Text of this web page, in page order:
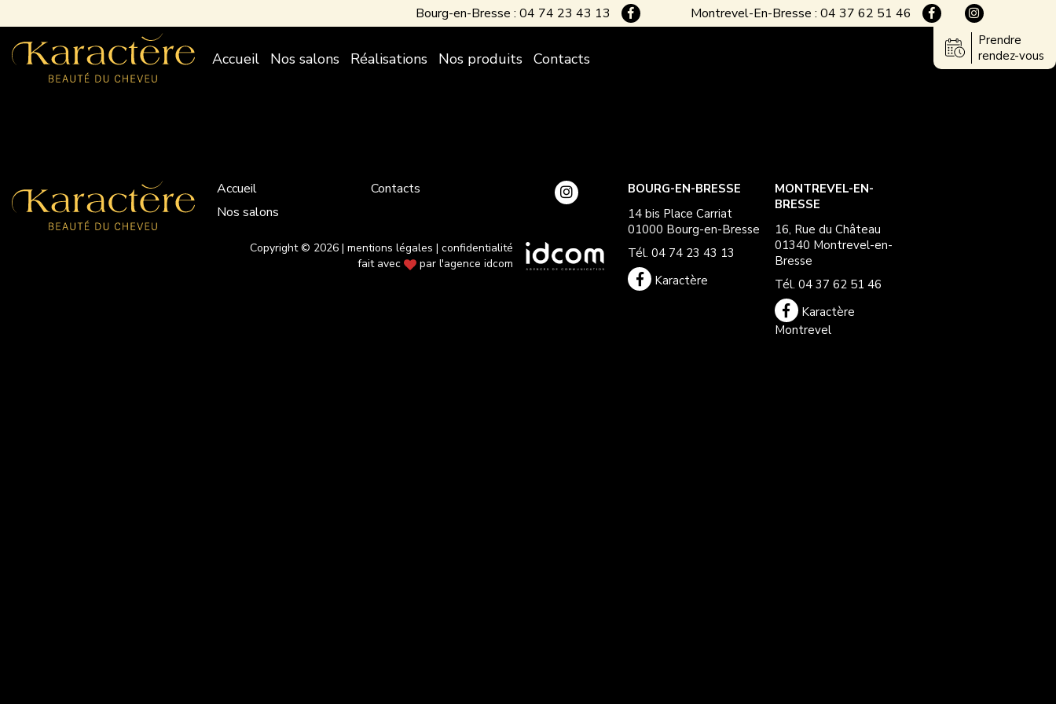
Bourg-en-Bresse : 04 74 23 43 13 Montrevel-En-Bresse : 04 37 62 51 46
Accueil Nos salons Réalisations Nos produits Contacts
Prendre
rendez-vous
Accueil
Nos salons
Contacts
Copyright © 2026 | mentions légales | confidentialité
fait avec
par l'agence idcom
BOURG-EN-BRESSE
14 bis Place Carriat
01000 Bourg-en-Bresse
Tél. 04 74 23 43 13
Karactère
MONTREVEL-EN-
BRESSE
16, Rue du Château
01340 Montrevel-en-
Bresse
Tél. 04 37 62 51 46
Karactère
Montrevel